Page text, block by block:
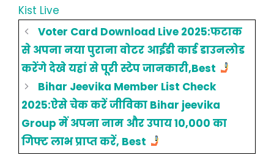
Kist Live
Voter Card Download Live 2025:फटाक
से अपना नया पुराना वोटर आईडी कार्ड डाउनलोड
करेंगे देखे यहां से पूरी स्टेप जानकारी,Best
Bihar Jeevika Member List Check
2025:ऐसे चेक करें जीविका Bihar jeevika
Group में अपना नाम और उपाय 10,000 का
गिफ्ट लाभ प्राप्त करें, Best